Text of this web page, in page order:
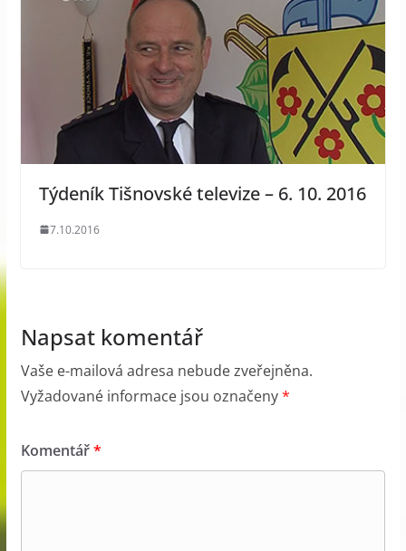
Týdeník Tišnovské televize – 6. 10. 2016
7.10.2016
Napsat komentář
Vaše e-mailová adresa nebude zveřejněna.
Vyžadované informace jsou označeny*
Komentář*